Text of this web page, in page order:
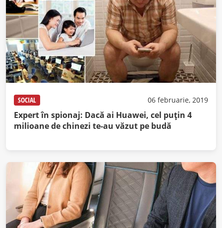
SOCIAL 06 februarie, 2019
Expert în spionaj: Dacă ai Huawei, cel puţin 4
milioane de chinezi te-au văzut pe budă